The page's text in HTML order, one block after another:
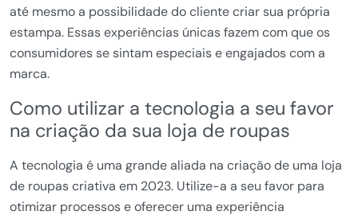
até mesmo a possibilidade do cliente criar sua própria
estampa. Essas experiências únicas fazem com que os
consumidores se sintam especiais e engajados com a
marca.
Como utilizar a tecnologia a seu favor
na criação da sua loja de roupas
A tecnologia é uma grande aliada na criação de uma loja
de roupas criativa em 2023. Utilize-a a seu favor para
otimizar processos e oferecer uma experiência